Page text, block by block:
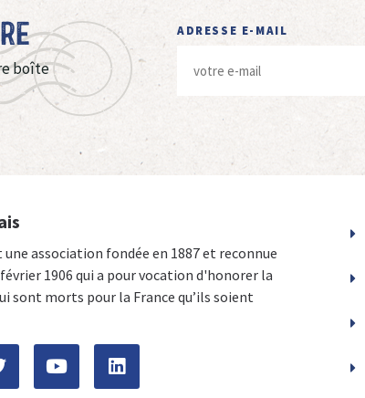
boîte
ADRESSE E-MAIL
une association fondée en 1887 et reconnue
1906 qui a pour vocation d'honorer la
sont morts pour la France qu’ils soient